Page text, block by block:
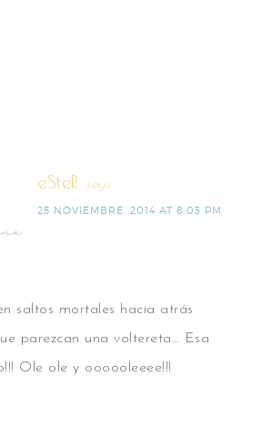
eSteR says
25 NOVIEMBRE, 2014 AT 8:03 PM
saltos mortales hacia atrás
parezcan una voltereta… Esa
Ole ole y oooooleeee!!!